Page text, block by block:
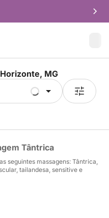
MG
Tântrica
seguintes massagens: Tântrica,
tailandesa, sensitive e